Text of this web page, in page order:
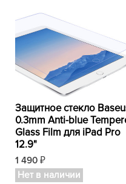
Защитное стекло
0.3mm Anti-blue
Glass Film для iPad Pro
12.9"
1 490 ₽
Нет в наличии